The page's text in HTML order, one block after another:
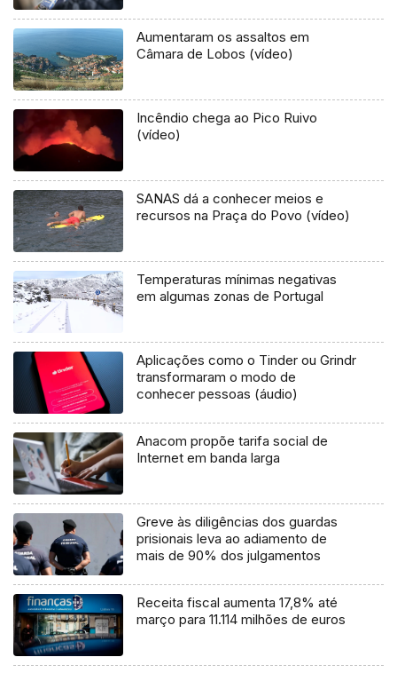
Aumentaram os assaltos em
Câmara de Lobos (vídeo)
Incêndio chega ao Pico Ruivo
(vídeo)
SANAS dá a conhecer meios e
recursos na Praça do Povo (vídeo)
Temperaturas mínimas negativas
em algumas zonas de Portugal
Aplicações como o Tinder ou Grindr
transformaram o modo de
conhecer pessoas (áudio)
Anacom propõe tarifa social de
Internet em banda larga
Greve às diligências dos guardas
prisionais leva ao adiamento de
mais de 90% dos julgamentos
Receita fiscal aumenta 17,8% até
março para 11.114 milhões de euros